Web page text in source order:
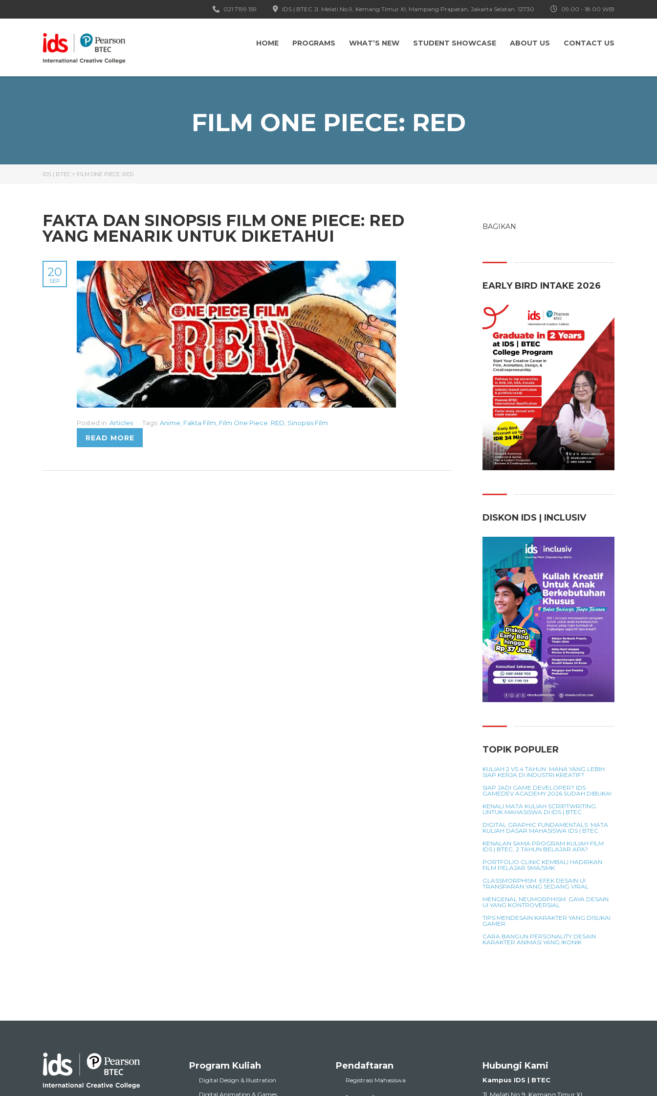
09.00 - 18.00 WIB
IDS | BTEC Jl. Melati No.9, Kemang Timur XI, Mampang Prapatan, Jakarta Selatan. 12730
021 7199 159
HOME PROGRAMS WHAT’S NEW STUDENT SHOWCASE ABOUT US CONTACT US
FILM ONE PIECE: RED
IDS | BTEC > FILM ONE PIECE: RED
FAKTA DAN SINOPSIS FILM ONE PIECE: RED
YANG MENARIK UNTUK DIKETAHUI
20
SEP
Posted in: Articles Tags: Anime, Fakta Film, Film One Piece: RED, Sinopsis Film
READ MORE
BAGIKAN
EARLY BIRD INTAKE 2026
DISKON IDS | INCLUSIV
TOPIK POPULER
KULIAH 2 VS 4 TAHUN: MANA YANG LEBIH
SIAP KERJA DI INDUSTRI KREATIF?
SIAP JADI GAME DEVELOPER? IDS
GAMEDEV ACADEMY 2026 SUDAH DIBUKA!
KENALI MATA KULIAH SCRIPTWRITING
UNTUK MAHASISWA DI IDS | BTEC
DIGITAL GRAPHIC FUNDAMENTALS: MATA
KULIAH DASAR MAHASISWA IDS | BTEC
KENALAN SAMA PROGRAM KULIAH FILM
IDS | BTEC, 2 TAHUN BELAJAR APA?
PORTFOLIO CLINIC KEMBALI HADIRKAN
FILM PELAJAR SMA/SMK
GLASSMORPHISM: EFEK DESAIN UI
TRANSPARAN YANG SEDANG VIRAL
MENGENAL NEUMORPHISM: GAYA DESAIN
UI YANG KONTROVERSIAL
TIPS MENDESAIN KARAKTER YANG DISUKAI
GAMER
CARA BANGUN PERSONALITY DESAIN
KARAKTER ANIMASI YANG IKONIK
Program Kuliah
Digital Design & Illustration
Digital Animation & Games
Pendaftaran
Registrasi Mahasiswa
Hubungi Kami
Kampus IDS | BTEC
Jl. Melati No.9, Kemang Timur XI,